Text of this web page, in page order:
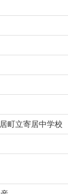
町立寄居中学校